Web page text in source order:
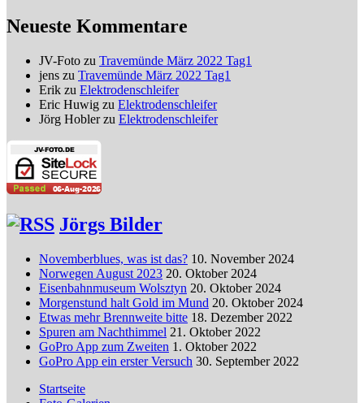
Neueste Kommentare
JV-Foto zu Travemünde März 2022 Tag1
jens zu Travemünde März 2022 Tag1
Erik zu Elektrodenschleifer
Eric Huwig zu Elektrodenschleifer
Jörg Hoblerzu Elektrodenschleifer
Jörgs Bilder
Novemberblues, was ist das? 10. November 2024
Norwegen August 2023 20. Oktober 2024
Eisenbahnmuseum Wolsztyn 20. Oktober 2024
Morgenstund halt Gold im Mund 20. Oktober 2024
Etwas mehr Brennweite bitte 18. Dezember 2022
Spuren am Nachthimmel 21. Oktober 2022
GoPro App zum Zweiten 1. Oktober 2022
GoPro App ein erster Versuch 30. September 2022
Startseite